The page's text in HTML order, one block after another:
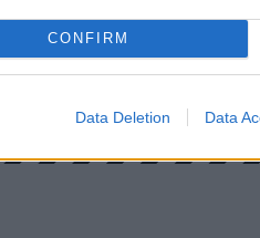
CONFIRM
Data Deletion Data